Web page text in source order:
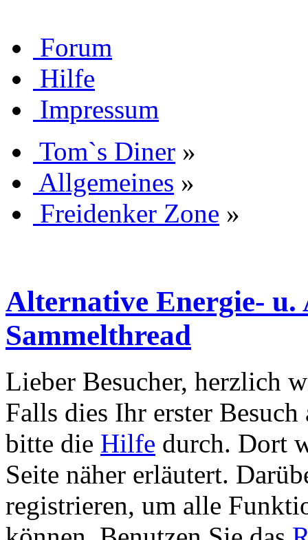
Forum
Hilfe
Impressum
Tom`s Diner »
Allgemeines »
Freidenker Zone »
Alternative Energie-
Sammelthread
Lieber Besucher, herzlich
Falls dies Ihr erster
bitte die Hilfe durch. Dort
Seite näher erläutert.
registrieren, um alle